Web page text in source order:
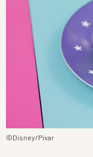
©Disney/Pixar